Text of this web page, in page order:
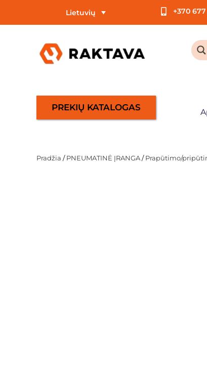
Lietuvių +370 677
PREKIŲ KATALOGAS
Pradžia /PNEUMATINĖ ĮRANGA/Prapūtimo/